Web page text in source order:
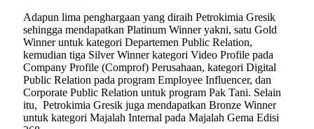
Adapun lima penghargaan yang diraih Petrokimia Gresik
sehingga mendapatkan Platinum Winner yakni, satu Gold
Winner untuk kategori Departemen Public Relation,
kemudian tiga Silver Winner kategori Video Profile pada
Company Profile (Comprof) Perusahaan, kategori Digital
Public Relation pada program Employee Influencer, dan
Corporate Public Relation untuk program Pak Tani. Selain
itu, Petrokimia Gresik juga mendapatkan Bronze Winner
untuk kategori Majalah Internal pada Majalah Gema Edisi